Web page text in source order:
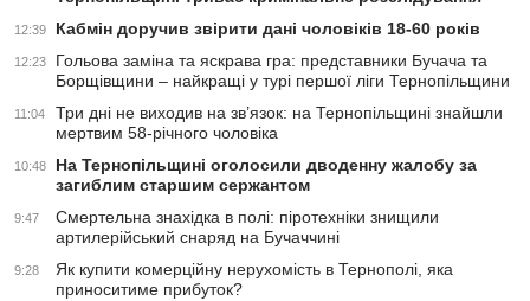
12:39 Кабмін доручив звірити дані чоловіків 18-60 років
12:23
Гольова заміна та яскрава гра: представники Бучача та
Борщівщини – найкращі у турі першої ліги Тернопільщини
11:04
Три дні не виходив на зв’язок: на Тернопільщині знайшли
мертвим 58-річного чоловіка
10:48
На Тернопільщині оголосили дводенну жалобу за
загиблим старшим сержантом
9:47
Смертельна знахідка в полі: піротехніки знищили
артилерійський снаряд на Бучаччині
9:28
Як купити комерційну нерухомість в Тернополі, яка
приноситиме прибуток?